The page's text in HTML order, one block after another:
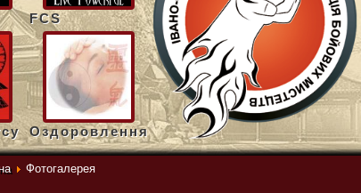
FCS
Оздоровлення
Фотогалерея